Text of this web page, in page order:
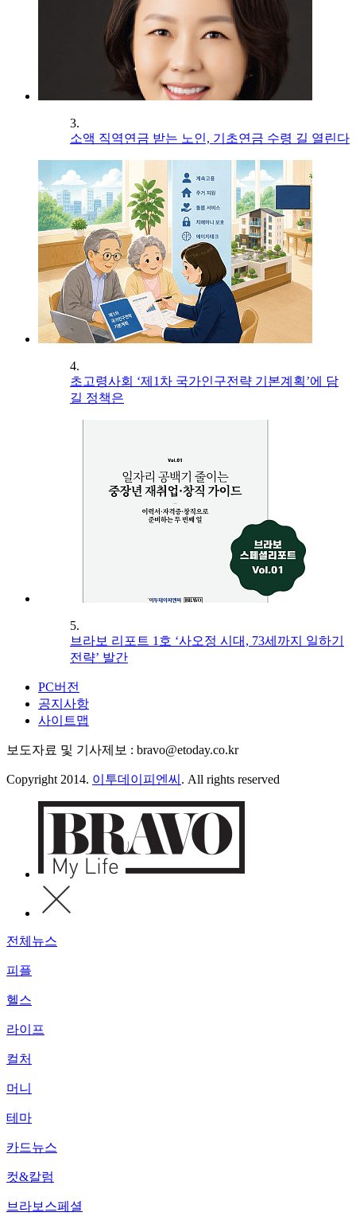
3.
소액 직역연금 받는 노인, 기초연금 수령 길 열린다
4.
초고령사회 ‘제1차 국가인구전략 기본계획’에 담
길 정책은
5.
브라보 리포트 1호 ‘사오정 시대, 73세까지 일하기
전략’ 발간
PC버전
공지사항
사이트맵
보도자료 및 기사제보 : bravo@etoday.co.kr
Copyright 2014. 이투데이피엔씨 . All rights reserved
전체뉴스
피플
헬스
라이프
컬처
머니
테마
카드뉴스
컷&칼럼
브라보스페셜